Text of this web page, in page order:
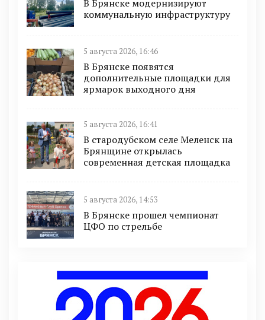
В Брянске модернизируют
коммунальную инфраструктуру
5 августа 2026, 16:46
В Брянске появятся
дополнительные площадки для
ярмарок выходного дня
5 августа 2026, 16:41
В стародубском селе Меленск на
Брянщине открылась
современная детская площадка
5 августа 2026, 14:53
В Брянске прошел чемпионат
ЦФО по стрельбе